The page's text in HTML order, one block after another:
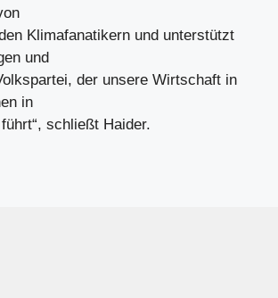
Klimafanatikern und unterstützt
und
der unsere Wirtschaft in
in
schließt Haider.